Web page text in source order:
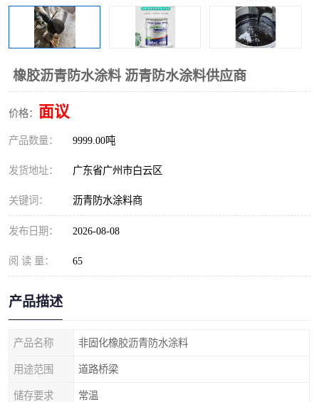
橡胶沥青防水涂料 沥青防水涂料供应商
价格： 面议
产品数量： 9999.00吨
发货地址： 广东省广州市白云区
关键词： 沥青防水涂料商
发布日期： 2026-08-08
阅 读 量： 65
产品描述
产品名称 非固化橡胶沥青防水涂料
用途范围 道路桥梁
储存要求 常温